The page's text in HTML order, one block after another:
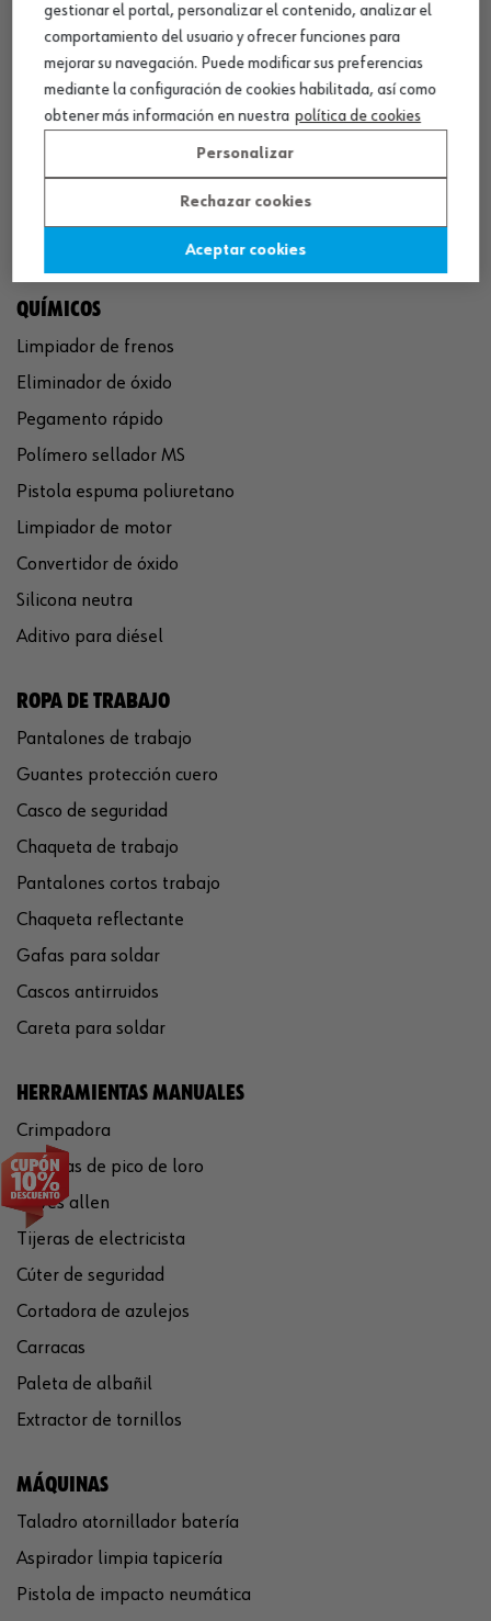
¡SÍGUENOS!
QUÍMICOS
Limpiador de frenos
Eliminador de óxido
Pegamento rápido
Polímero sellador MS
Pistola espuma poliuretano
Limpiador de motor
Convertidor de óxido
Silicona neutra
Aditivo para diésel
ROPA DE TRABAJO
Pantalones de trabajo
Guantes protección cuero
Casco de seguridad
Chaqueta de trabajo
Pantalones cortos trabajo
Chaqueta reflectante
Gafas para soldar
Cascos antirruidos
Careta para soldar
HERRAMIENTAS MANUALES
Crimpadora
Tenazas de pico de loro
Llaves allen
Tijeras de electricista
Cúter de seguridad
Cortadora de azulejos
Carracas
Paleta de albañil
Extractor de tornillos
MÁQUINAS
Taladro atornillador batería
Aspirador limpia tapicería
Pistola de impacto neumática
gestionar el portal, personalizar el contenido, analizar el
comportamiento del usuario y ofrecer funciones para
mejorar su navegación. Puede modificar sus preferencias
mediante la configuración de cookies habilitada, así como
obtener más información en nuestra política de cookies
Personalizar
Rechazar cookies
Aceptar cookies